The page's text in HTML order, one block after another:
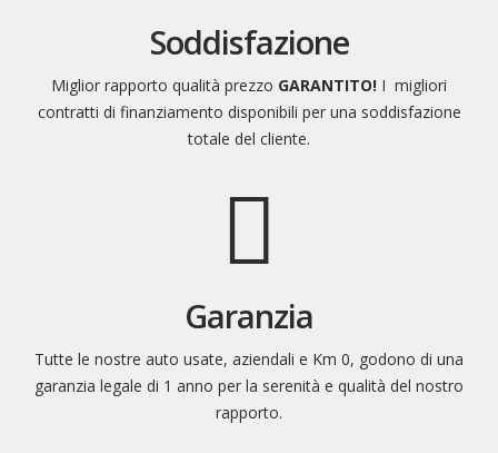
Soddisfazione
Miglior rapporto qualità prezzo GARANTITO! I migliori
contratti di finanziamento disponibili per una soddisfazione
totale del cliente.
Garanzia
Tutte le nostre auto usate, aziendali e Km 0, godono di una
garanzia legale di 1 anno per la serenità e qualità del nostro
rapporto.